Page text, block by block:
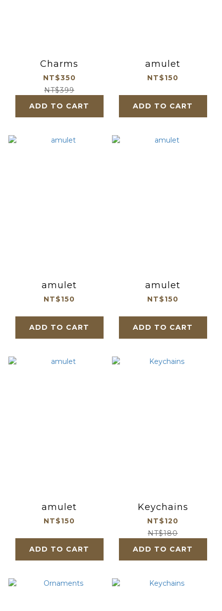
Charms
NT$350
NT$399
ADD TO CART
amulet
NT$150
ADD TO CART
amulet
NT$150
ADD TO CART
amulet
NT$150
ADD TO CART
amulet
NT$150
ADD TO CART
Keychains
NT$120
NT$180
ADD TO CART